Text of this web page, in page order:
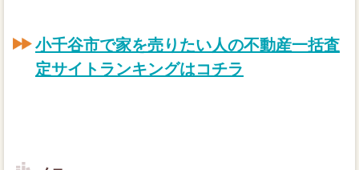
小千谷市で家を売りたい人の不動産一括査
定サイトランキングはコチラ